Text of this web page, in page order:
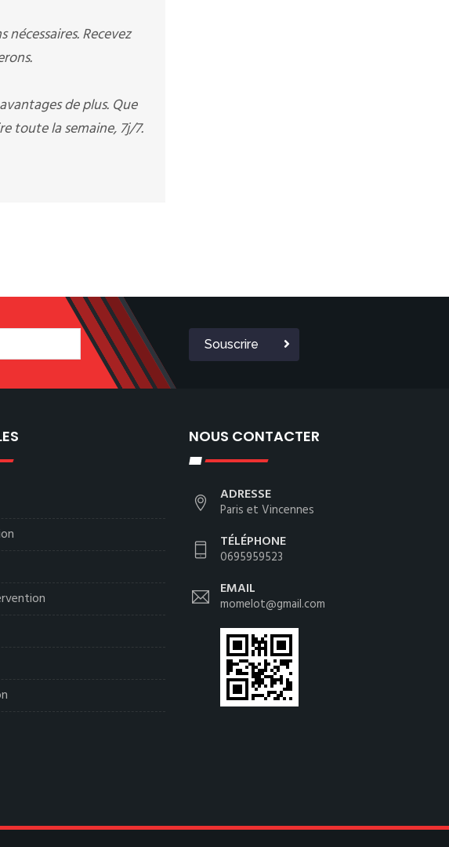
Recevez
de plus. Que
toute la semaine, 7j/7.
Souscrire
NOUS CONTACTER
ADRESSE
Paris et Vincennes
TÉLÉPHONE
0695959523
EMAIL
momelot@gmail.com